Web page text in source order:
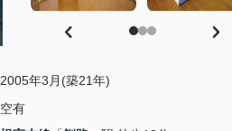
2005年3月(築21年)
空有